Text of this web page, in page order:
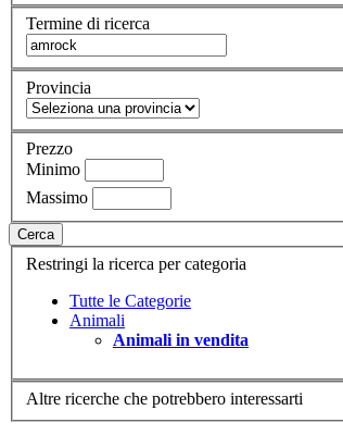
Termine di ricerca
Provincia
Prezzo
Minimo
Massimo
Cerca
Restringi la ricerca per categoria
Tutte le Categorie
Animali
Animali in vendita
Altre ricerche che potrebbero interessarti